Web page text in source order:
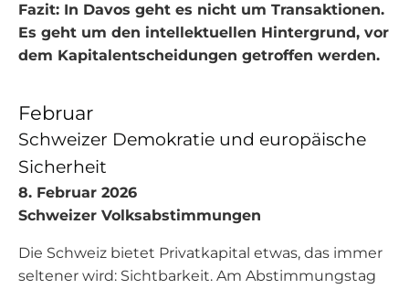
Fazit: In Davos geht es nicht um Transaktionen.
Es geht um den intellektuellen Hintergrund, vor
dem Kapitalentscheidungen getroffen werden.
Februar
Schweizer Demokratie und europäische
Sicherheit
8. Februar 2026
Schweizer Volksabstimmungen
Die Schweiz bietet Privatkapital etwas, das immer
seltener wird: Sichtbarkeit. Am Abstimmungstag